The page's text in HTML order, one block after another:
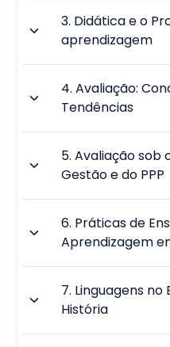
3. Didática e o
aprendizagem
4.Avaliação:
Tendências
5.Avaliação sob
Gestão e do PPP
6. Práticas de
Aprendizagem
7. Linguagens no
História